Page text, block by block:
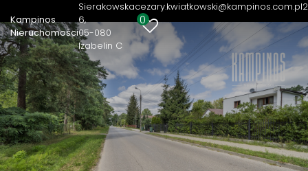
Kampinos
Nieruchomości
Sierakowska
6
05-080
Izabelin C
cezary.kwiatkowski@kampinos.com.pl
0